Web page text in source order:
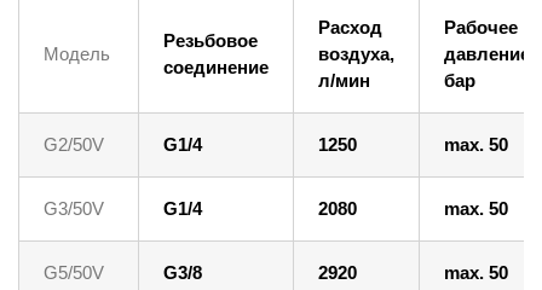
Модель
Резьбовое
соединение
Расход
воздуха,
л/мин
Рабочее
давление,
бар
G2/50V G1/4 1250 max. 50
G3/50V G1/4 2080 max. 50
G5/50V G3/8 2920 max. 50